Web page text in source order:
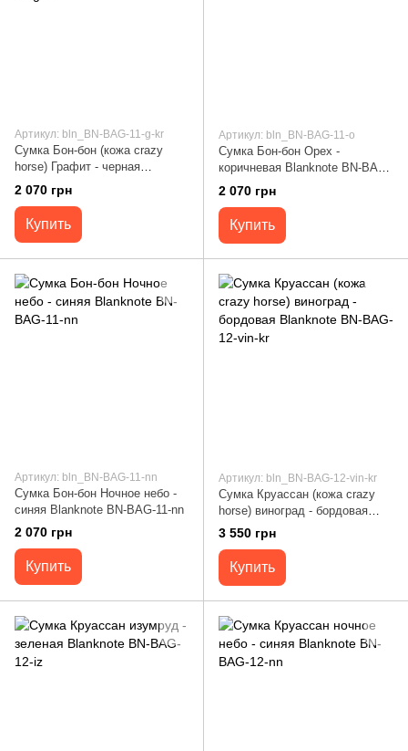
Артикул: bln_BN-BAG-11-g-kr
Сумка Бон-бон (кожа crazy
horse) Графит - черная
Blanknote BN-BAG-11-g-kr
2 070 грн
Купить
Артикул: bln_BN-BAG-11-o
Сумка Бон-бон Орех -
коричневая Blanknote BN-BAG-
11-o
2 070 грн
Купить
Артикул: bln_BN-BAG-11-nn
Сумка Бон-бон Ночное небо -
синяя Blanknote BN-BAG-11-nn
2 070 грн
Купить
Артикул: bln_BN-BAG-12-vin-kr
Сумка Круассан (кожа crazy
horse) виноград - бордовая
Blanknote BN-BAG-12-vin-kr
3 550 грн
Купить